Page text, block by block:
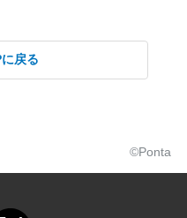
戻る
©Ponta